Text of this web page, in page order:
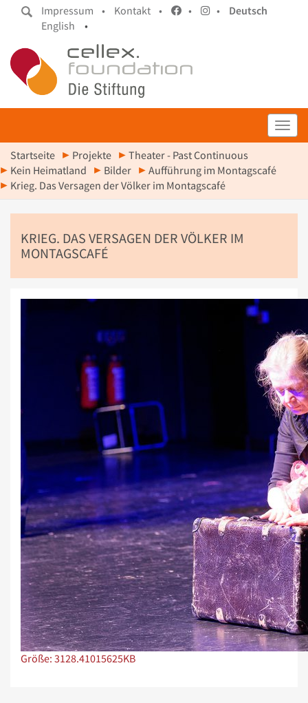
Impressum • Kontakt • • •
Deutsch
English
•
Startseite Projekte
Theater - Past Continuous
Kein Heimatland
Bilder
Aufführung im Montagscafé
Krieg. Das Versagen der Völker im Montagscafé
KRIEG. DAS VERSAGEN DER VÖLKER IM
MONTAGSCAFÉ
Zeige Bild in voller Größe…
Größe: 3128.41015625KB